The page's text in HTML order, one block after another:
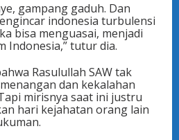
gampang gaduh. Dan
indonesia turbulensi
bisa menguasai, menjadi
Indonesia,” tutur dia.
Rasulullah SAW tak
dan kekalahan
mirisnya saat ini justru
hari kejahatan orang lain